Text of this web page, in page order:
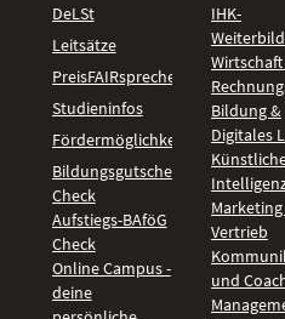
DeLSt
Leitsätze
PreisFAIRsprechen
Studieninfos
Fördermöglichkeiten
Bildungsgutschein
Check
Aufstiegs-BAföG
Check
Online Campus -
deine
IHK-
Bildung &
Digitales
Vertrieb
und